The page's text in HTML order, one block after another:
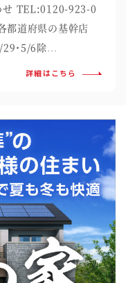
せ TEL:0120-923-0
道府県の基幹店
･5/6除…
詳細はこちら